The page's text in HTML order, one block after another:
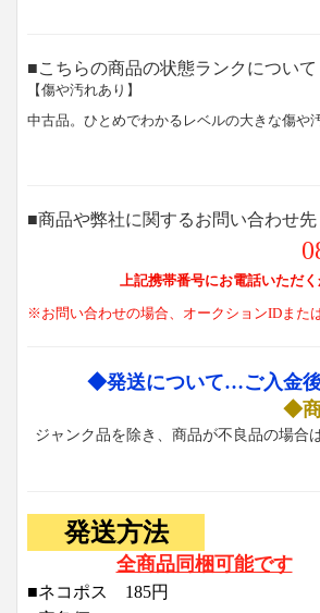
■こちらの商品の状態ランクについて
【傷や汚れあり】
中古品。ひとめでわかるレベルの大きな傷や
■商品や弊社に関するお問い合わせ先
上記携帯番号にお電話いただ
※お問い合わせの場合、オークションIDまた
◆発送について…ご入金
◆商
ジャンク品を除き、商品が不良品の場合
発送方法
全商品同梱可能です
■ネコポス 185円